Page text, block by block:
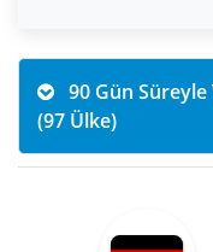
(97 Ülke)